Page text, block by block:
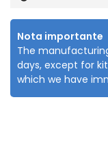
Nota importante
The
days, except for
which we have